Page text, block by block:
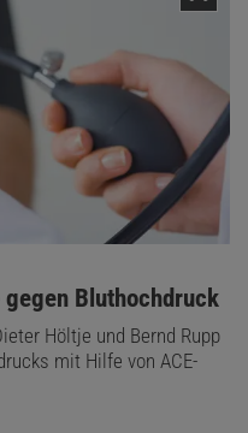
Bluthochdruck
Höltje und Bernd Rupp
mit Hilfe von ACE-